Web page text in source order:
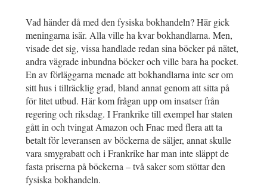
Vad händer då med den fysiska bokhandeln? Här gick
meningarna isär. Alla ville ha kvar bokhandlarna. Men,
visade det sig, vissa handlade redan sina böcker på nätet,
andra vägrade inbundna böcker och ville bara ha pocket.
En av förläggarna menade att bokhandlarna inte ser om
sitt hus i tillräcklig grad, bland annat genom att sitta på
för litet utbud. Här kom frågan upp om insatser från
regering och riksdag. I Frankrike till exempel har staten
gått in och tvingat Amazon och Fnac med flera att ta
betalt för leveransen av böckerna de säljer, annat skulle
vara smygrabatt och i Frankrike har man inte släppt de
fasta priserna på böckerna – två saker som stöttar den
fysiska bokhandeln.